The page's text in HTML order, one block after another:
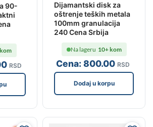
90-
RSD
Dijamantski disk za
oštrenje teških metala
100mm granulacija
240 Cena Srbija
Cena:800.00 RSD
Na lageru 10+ kom
Dodaj u korpu